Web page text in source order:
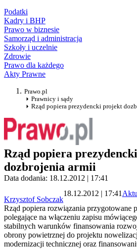
Podatki
Kadry i BHP
Prawo w biznesie
Samorząd i administracja
Szkoły i uczelnie
Zdrowie
Prawo dla każdego
Akty Prawne
Prawo.pl
Prawnicy i sądy
Rząd popiera prezydencki projekt
Rząd popiera
dozbrojenia armii
Data dodania: 18.12.2012 | 17:41
Krzysztof Sobczak
18.12.2012 | 17:41
Rząd popiera rozwiązania przygotowane
polegające na włączeniu zapisu
stabilnych warunków finansowania
obrony powietrznej do projektu
modernizacji technicznej oraz